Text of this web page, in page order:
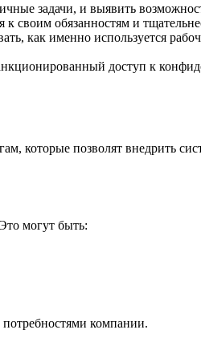
задачи, и выявить
к своим обязанностям и
как именно используется
доступ к
которые позволят внедрить
могут быть:
потребностями компании.